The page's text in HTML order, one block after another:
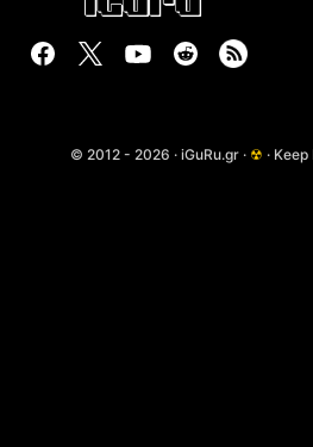
© 2012 - 2026 · iGuRu.gr · ☢ ·